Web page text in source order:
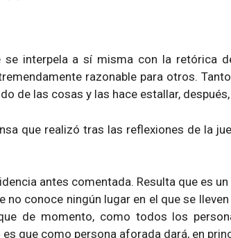
interpela a sí misma con la retórica
razonable para otros.
de las cosas y las hace estallar,
que realizó tras las reflexiones de la
antes comentada. Resulta que es
conoce ningún lugar en el que se
de momento, como todos los
que como persona aforada dará, en